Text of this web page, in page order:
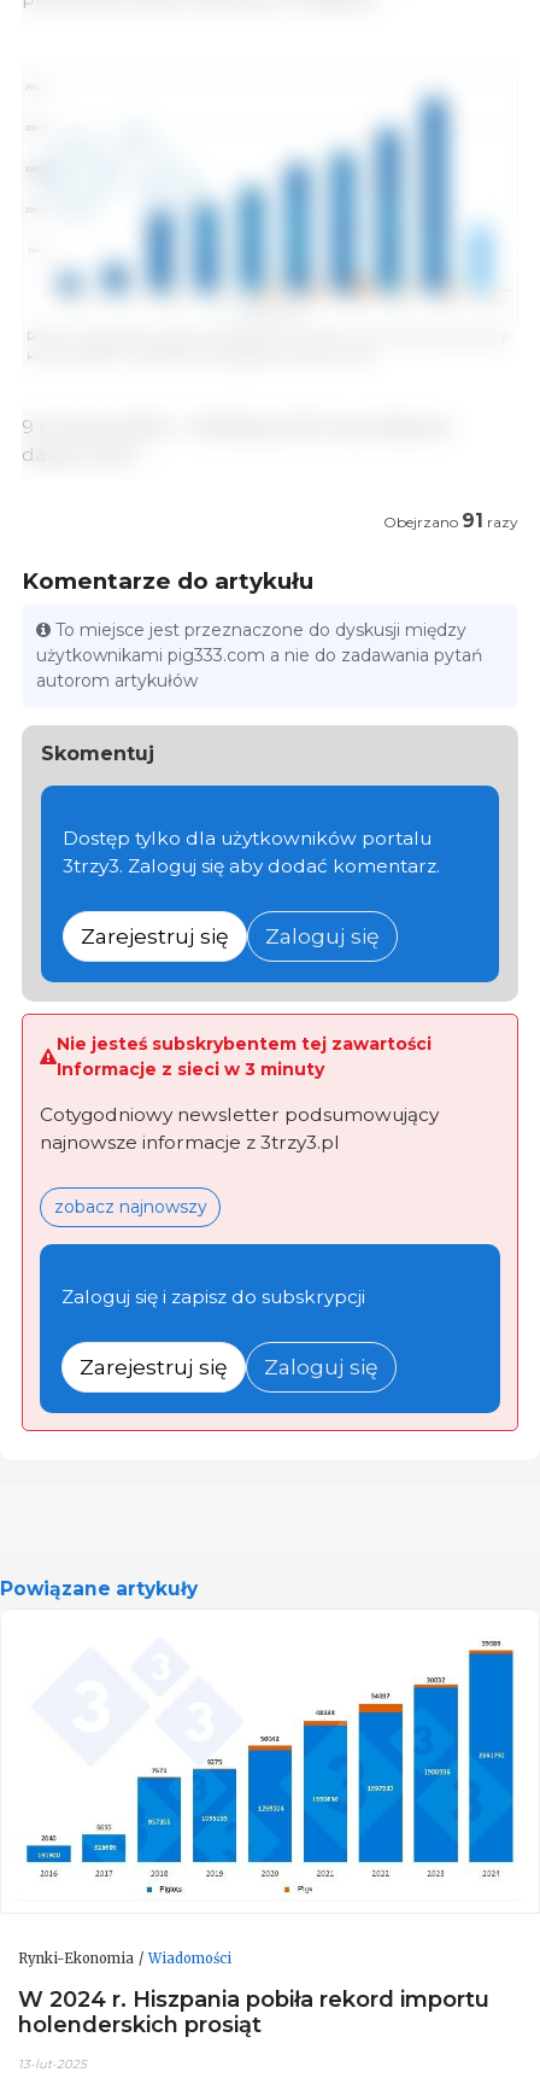
Roczny hiszpański import holenderskich prosiąt i świń. Dane za pierwszy
kwartał 2025 r. Źródło: 333 na podstawie danych RVO.
9 kwietnia 2025 r./ Redakcja 333 na podstawie
danych RVO.
Obejrzano 91 razy
Komentarze do artykułu
To miejsce jest przeznaczone do dyskusji między
użytkownikami pig333.com a nie do zadawania pytań
autorom artykułów
Skomentuj
Dostęp tylko dla użytkowników portalu
3trzy3. Zaloguj się aby dodać komentarz.
Zarejestruj się Zaloguj się
Nie jesteś subskrybentem tej zawartości
Informacje z sieci w 3 minuty
Cotygodniowy newsletter podsumowujący
najnowsze informacje z 3trzy3.pl
zobacz najnowszy
Zaloguj się i zapisz do subskrypcji
Zarejestruj się Zaloguj się
Powiązane artykuły
Rynki-Ekonomia Wiadomości
W 2024 r. Hiszpania pobiła rekord importu
holenderskich prosiąt
13-lut-2025